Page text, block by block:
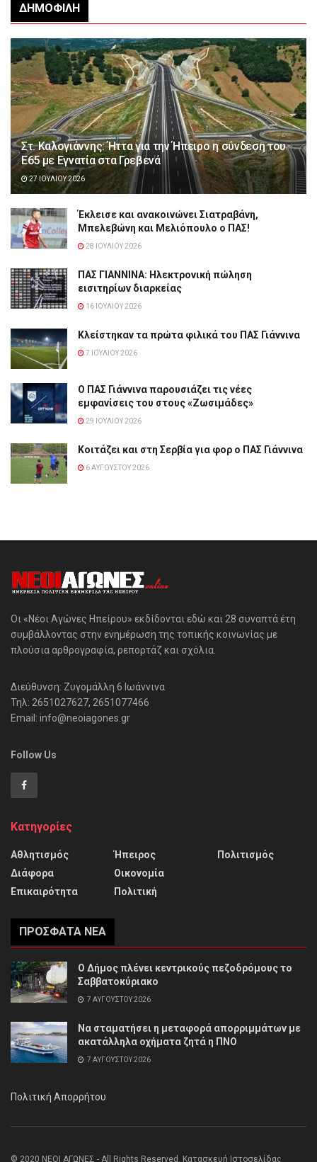
ΔΗΜΟΦΙΛΉ
Στ. Καλογιάννης: Ήττα για την Ήπειρο η σύνδεση του
Ε65 με Εγνατία στα Γρεβενά
27 ΙΟΥΛΊΟΥ 2026
Έκλεισε και ανακοινώνει Σιατραβάνη,
Μπελεβώνη και Μελιόπουλο ο ΠΑΣ!
28 ΙΟΥΛΊΟΥ 2026
ΠΑΣ ΓΙΑΝΝΙΝΑ: Hλεκτρονική πώληση
εισιτηρίων διαρκείας
16 ΙΟΥΛΊΟΥ 2026
Κλείστηκαν τα πρώτα φιλικά του ΠΑΣ Γιάννινα
7 ΙΟΥΛΊΟΥ 2026
Ο ΠΑΣ Γιάννινα παρουσιάζει τις νέες
εμφανίσεις του στους «Ζωσιμάδες»
29 ΙΟΥΛΊΟΥ 2026
Κοιτάζει και στη Σερβία για φορ ο ΠΑΣ Γιάννινα
6 ΑΥΓΟΎΣΤΟΥ 2026
Οι «Νέοι Αγώνες Ηπείρου» εκδίδονται εδώ και 28 συναπτά έτη
συμβάλλοντας στην ενημέρωση της τοπικής κοινωνίας με
πλούσια αρθρογραφία, ρεπορτάζ και σχόλια.
Διεύθυνση: Ζυγομάλλη 6 Ιωάννινα
Τηλ: 2651027627, 2651077466
Email: info@neoiagones.gr
Follow Us
Κατηγορίες
Αθλητισμός
Διάφορα
Επικαιρότητα
Ήπειρος
Οικονομία
Πολιτική
Πολιτισμός
ΠΡΌΣΦΑΤΑ ΝΈΑ
Ο Δήμος πλένει κεντρικούς πεζοδρόμους το
Σαββατοκύριακο
7 ΑΥΓΟΎΣΤΟΥ 2026
Να σταματήσει η μεταφορά απορριμμάτων με
ακατάλληλα οχήματα ζητά η ΠΝΟ
7 ΑΥΓΟΎΣΤΟΥ 2026
Πολιτική Απορρήτου
© 2020 ΝΕΟΙ ΑΓΩΝΕΣ - All Rights Reserved. Κατασκευή Ιστοσελίδας